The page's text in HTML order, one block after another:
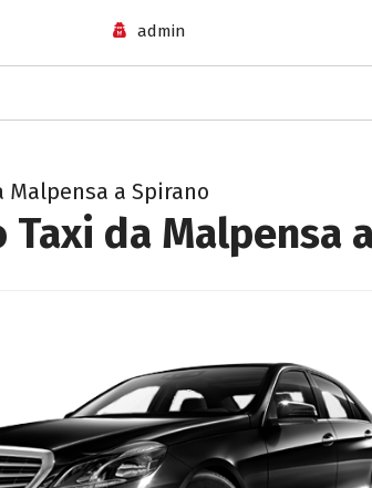
admin
Malpensa a Spirano
Taxi da Malpensa